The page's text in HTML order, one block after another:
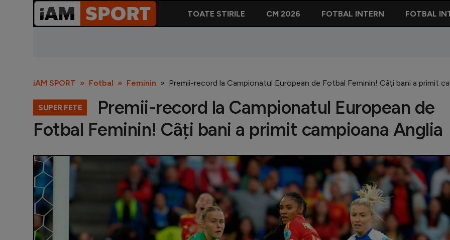
TOATE STIRILE CM 2026 FOTBAL INTERN FOTBAL
iAM SPORT Fotbal Feminin Premii-record la Campionatul European de Fotbal Feminin! Câți bani a primit
SUPER FETE
Premii-record la Campionatul European de
Fotbal Feminin! Câți bani a primit campioana Anglia